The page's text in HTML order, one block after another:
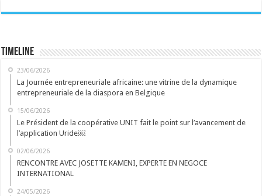
Timeline
23/06/2026
La Journée entrepreneuriale africaine: une vitrine de la dynamique
entrepreneuriale de la diaspora en Belgique
15/06/2026
Le Président de la coopérative UNIT fait le point sur l’avancement de
l’application Uride￼
02/06/2026
RENCONTRE AVEC JOSETTE KAMENI, EXPERTE EN NEGOCE
INTERNATIONAL
24/05/2026